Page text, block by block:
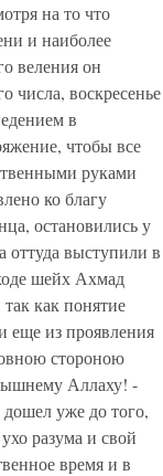
на то что
и наиболее
веления он
числа, воскресенье
в
чтобы все
руками
ко благу
остановились у
оттуда выступили в
шейх Ахмад
как понятие
еще из проявления
стороною
Аллаху! -
уже до того,
разума и свой
время и в